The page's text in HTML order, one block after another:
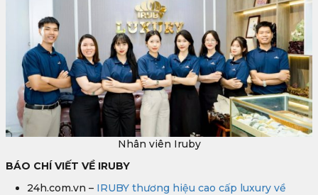
Nhân viên Iruby
BÁO CHÍ VIẾT VỀ IRUBY
24h.com.vn – IRUBY thương hiệu cao cấp luxury về